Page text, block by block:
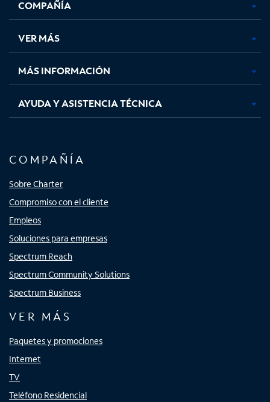
abre
en
pestaña
nueva
abre
en
pestaña
nueva
abre
en
pestaña
nueva
en
nueva
COMPAÑÍA
VER MÁS
MÁS INFORMACIÓN
AYUDA Y ASISTENCIA TÉCNICA
COMPAÑÍA
Sobre Charter
Compromiso con el cliente
Empleos
Soluciones para empresas
Spectrum Reach
Spectrum Community Solutions
Spectrum Business
VER MÁS
Paquetes y promociones
Internet
TV
Teléfono Residencial